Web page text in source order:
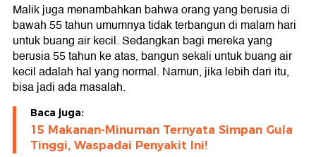
Malik juga menambahkan bahwa orang yang berusia di
bawah 55 tahun umumnya tidak terbangun di malam hari
untuk buang air kecil. Sedangkan bagi mereka yang
berusia 55 tahun ke atas, bangun sekali untuk buang air
kecil adalah hal yang normal. Namun, jika lebih dari itu,
bisa jadi ada masalah.
Baca juga:
15 Makanan-Minuman Ternyata Simpan Gula
Tinggi, Waspadai Penyakit Ini!